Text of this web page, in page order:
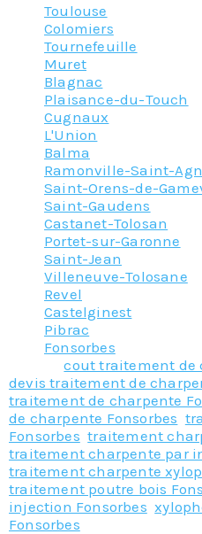
Toulouse
Colomiers
Tournefeuille
Muret
Blagnac
Plaisance-du-Touch
Cugnaux
L'Union
Balma
Ramonville-Saint-
Saint-Orens-de-
Saint-Gaudens
Castanet-Tolosan
Portet-sur-Garonne
Saint-Jean
Villeneuve-Tolosane
Revel
Castelginest
Pibrac
Fonsorbes
Taggedcout traitement de
devis traitement de
traitement de charpente
de charpente Fonsorbes
Fonsorbes ,traitement
traitement charpente par
traitement charpente
traitement poutre bois
injection Fonsorbes ,
Fonsorbes